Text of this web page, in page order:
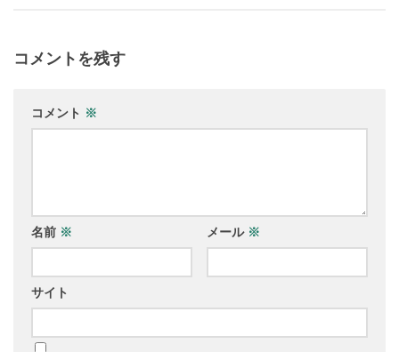
コメントを残す
コメント ※
名前 ※ メール ※
サイト